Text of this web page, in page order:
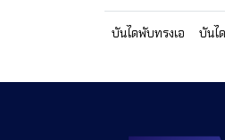
บันไดพับทรงเอ บันไ